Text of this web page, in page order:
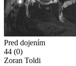
Pred dojením
44 (0)
Zoran Toldi